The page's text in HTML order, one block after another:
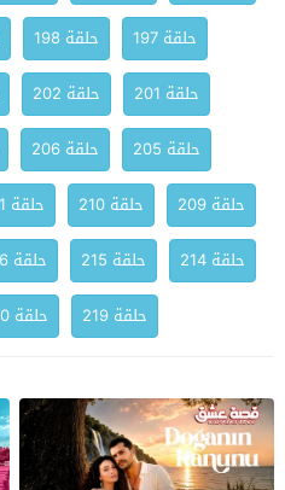
حلقة 197
حلقة 198
حلقة 201
حلقة 202
حلقة 205
حلقة 206
حلقة 209
حلقة 210 حلقة 211
حلقة 214
حلقة 215 حلقة 216
حلقة 219
حلقة 220